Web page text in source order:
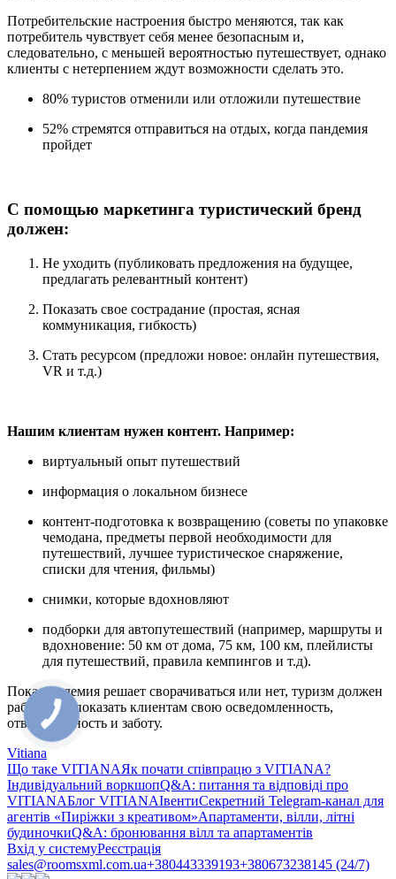
Потребительские настроения быстро меняются, так как
потребитель чувствует себя менее безопасным и,
следовательно, с меньшей вероятностью путешествует, однако
клиенты с нетерпением ждут возможности сделать это.
80% туристов отменили или отложили путешествие
52% стремятся отправиться на отдых, когда пандемия
пройдет
С помощью маркетинга туристический бренд
должен:
Не уходить (публиковать предложения на будущее,
предлагать релевантный контент)
Показать свое сострадание (простая, ясная
коммуникация, гибкость)
Стать ресурсом (предложи новое: онлайн путешествия,
VR и т.д.)
Нашим клиентам нужен контент. Например:
виртуальный опыт путешествий
информация о локальном бизнесе
контент-подготовка к возвращению (советы по упаковке
чемодана, предметы первой необходимости для
путешествий, лучшее туристическое снаряжение,
списки для чтения, фильмы)
снимки, которые вдохновляют
подборки для автопутешествий (например, маршруты и
вдохновение: 50 км от дома, 75 км, 100 км, плейлисты
для путешествий, правила кемпингов и т.д).
Пока пандемия решает сворачиваться или нет, туризм должен
работать и показать клиентам свою осведомленность,
ответственность и заботу.
Vitiana
Що таке VITIANAЯк почати співпрацю з VITIANA?
Індивідуальний воркшопQ&A: питання та відповіді про
VITIANAБлог VITIANAІвентиСекретний Telegram-канал для
агентів «Пиріжки з креативом»Апартаменти, вілли, літні
будиночкиQ&A: бронювання вілл та апартаментів
Вхід у системуРеєстрація
sales@roomsxml.com.ua+380443339193+380673238145 (24/7)